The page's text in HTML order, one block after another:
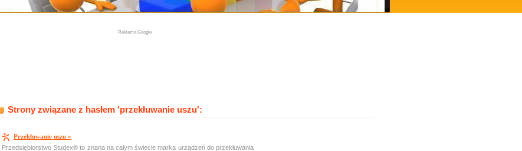
Reklama Google
Strony związane z hasłem 'przekłuwanie uszu':
Przekłuwanie uszu »
Przedsiębiorstwo Studex® to znana na całym świecie marka urządzeń do przekłuwania